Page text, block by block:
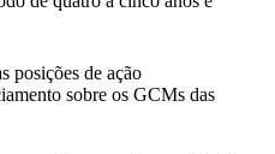
posições de ação
sobre os GCMs das